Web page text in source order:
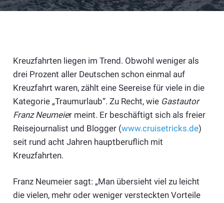
Kreuzfahrten liegen im Trend. Obwohl weniger als
drei Prozent aller Deutschen schon einmal auf
Kreuzfahrt waren, zählt eine Seereise für viele in die
Kategorie „Traumurlaub“. Zu Recht, wie Gastautor
Franz Neumeier meint. Er beschäftigt sich als freier
Reisejournalist und Blogger (www.cruisetricks.de)
seit rund acht Jahren hauptberuflich mit
Kreuzfahrten.
Franz Neumeier sagt: „Man übersieht viel zu leicht
die vielen, mehr oder weniger versteckten Vorteile